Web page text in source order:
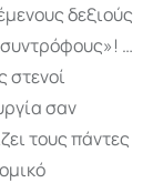
δεξιούς
…
στενοί
σαν
τους πάντες